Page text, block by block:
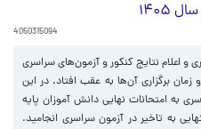
4050315094
و اعلام نتایج کنکور و آزمون‌های سراسری
رخ داد و زمان برگزاری آن‌ها به عقب افتاد. در این
به امتحانات نهایی دانش آموزان پایه
نهایی به تاخیر در آزمون سراسری انجامید.